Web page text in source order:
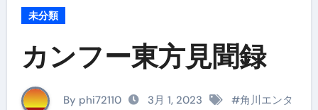
未分類
カンフー東方見聞録
By phi72110 3月 1, 2023 #角川エンタ